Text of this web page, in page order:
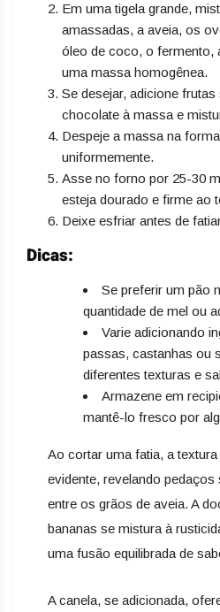
Em uma tigela grande,
amassadas, a aveia, os
óleo de coco, o fermento,
uma massa homogênea.
Se desejar, adicione
chocolate à massa e
Despeje a massa na
uniformemente.
Asse no forno por 25-30
esteja dourado e firme ao
Deixe esfriar antes de
Dicas:
Se preferir um pão
quantidade de mel ou
Varie adicionando
passas, castanhas ou
diferentes texturas e
Armazene em
mantê-lo fresco por
Ao cortar uma fatia, a
evidente, revelando pedaços
entre os grãos de aveia. A
bananas se mistura à
uma fusão equilibrada de
A canela, se adicionada,